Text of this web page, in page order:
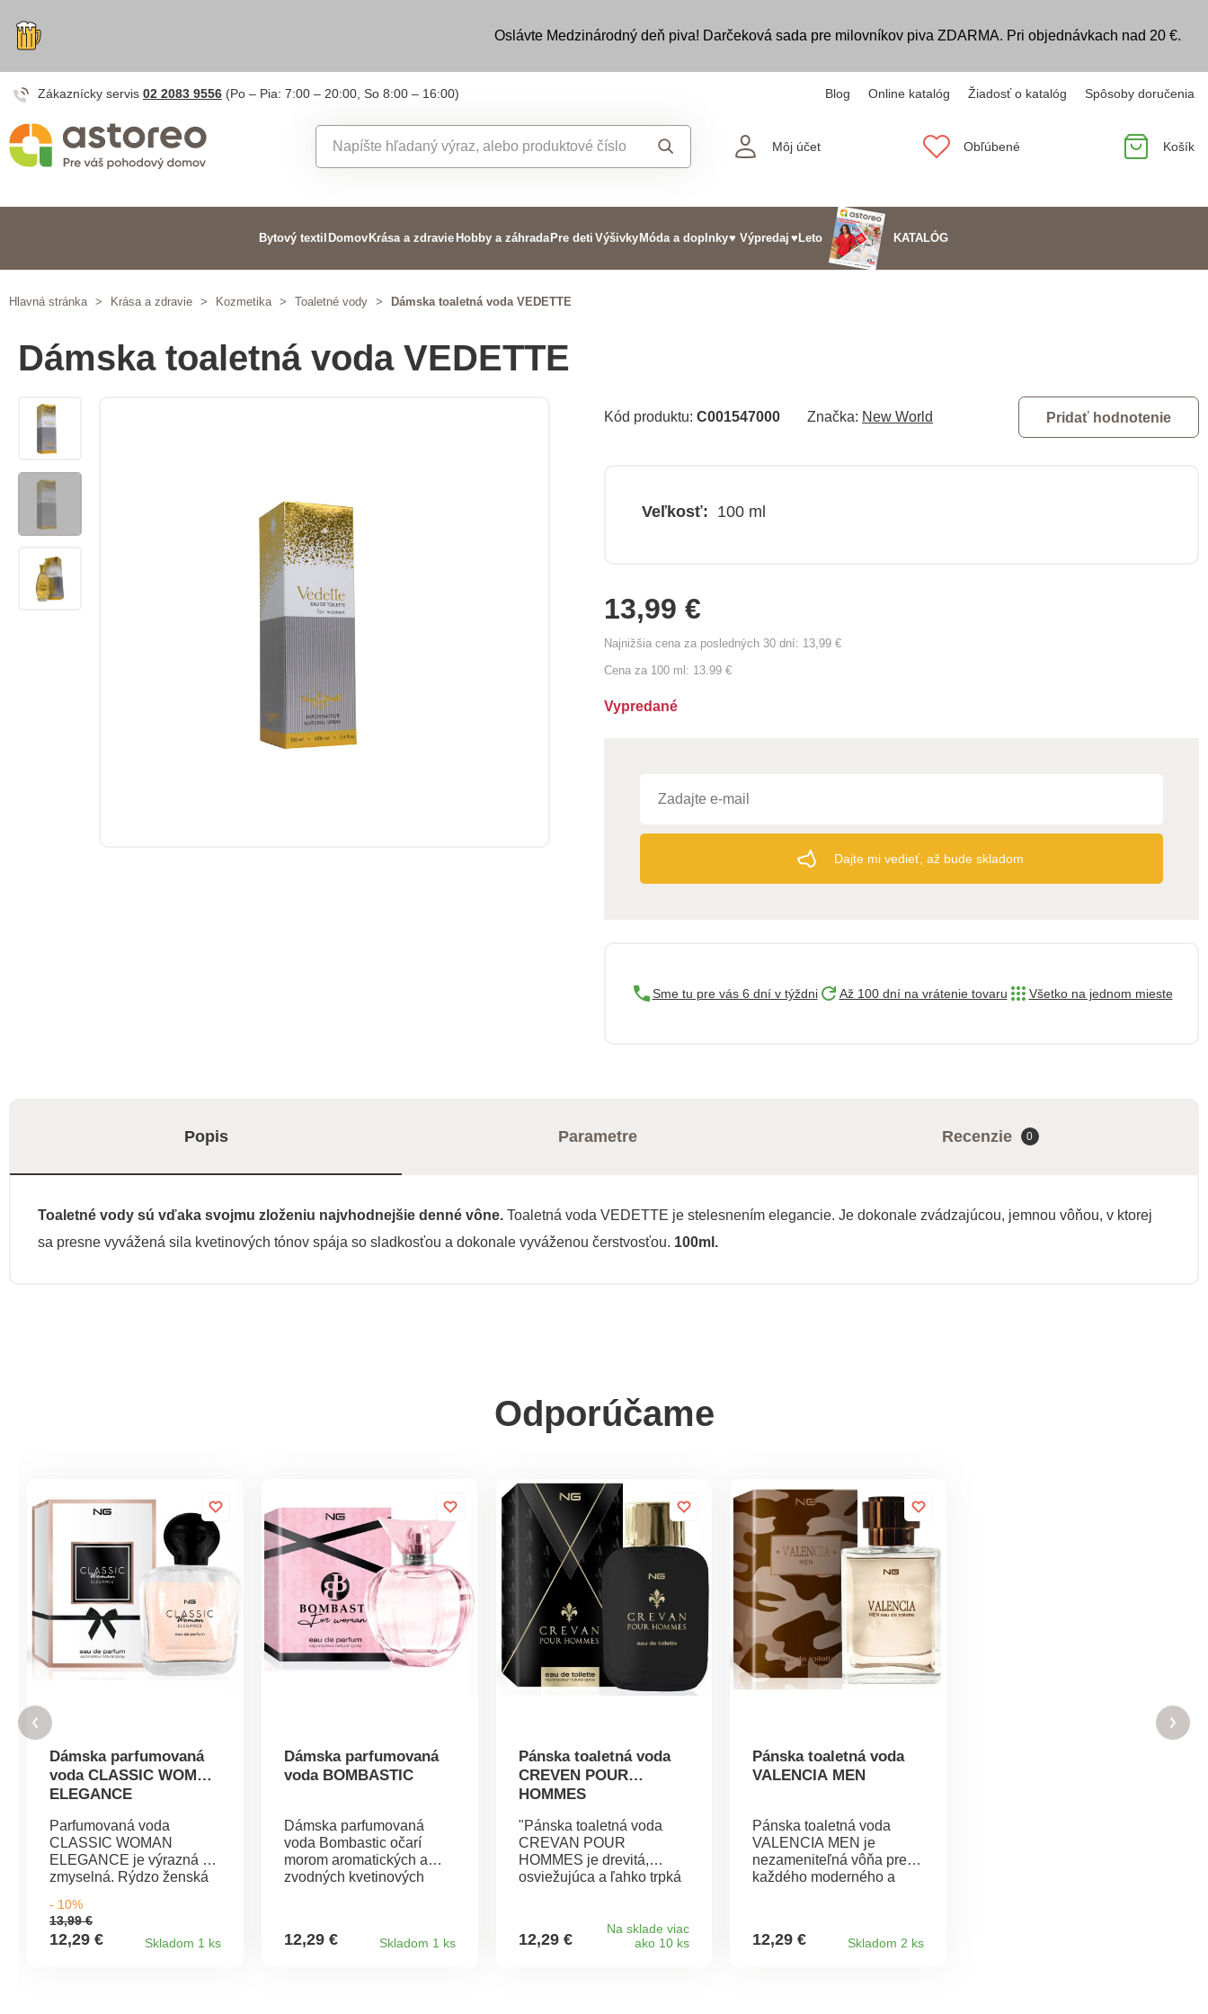
Oslávte Medzinárodný deň piva! Darčeková sada pre milovníkov piva ZDARMA. Pri objednávkach nad 20 €.
Zákaznícky servis 02 2083 9556 (Po – Pia: 7:00 – 20:00, So 8:00 – 16:00) Blog Online katalóg Žiadosť o katalóg Spôsoby doručenia
Môj účet Obľúbené Košík
Bytový textil Domov Krása a zdravie Hobby a záhrada Pre deti Výšivky Móda a doplnky♥ Výpredaj ♥Leto KATALÓG
Hlavná stránka > Krása a zdravie > Kozmetika > Toaletné vody > Dámska toaletná voda VEDETTE
Dámska toaletná voda VEDETTE
Kód produktu: C001547000 Značka: New World Pridať hodnotenie
Veľkosť: 100 ml
13,99 €
Najnižšia cena za posledných 30 dní: 13,99 €
Cena za 100 ml: 13.99 €
Vypredané
Dajte mi vedieť, až bude skladom
Sme tu pre vás 6 dní v týždni Až 100 dní na vrátenie tovaru Všetko na jednom mieste
Popis Parametre Recenzie 0
Toaletné vody sú vďaka svojmu zloženiu najvhodnejšie denné vône. Toaletná voda VEDETTE je stelesnením elegancie. Je dokonale zvádzajúcou, jemnou vôňou, v ktorej
sa presne vyvážená sila kvetinových tónov spája so sladkosťou a dokonale vyváženou čerstvosťou. 100ml.
Odporúčame
Dámska parfumovaná
voda CLASSIC WOMAN
ELEGANCE
Parfumovaná voda
CLASSIC WOMAN
ELEGANCE je výrazná a
zmyselná. Rýdzo ženská
predstavuje silne
návykovú vôňu, ktorej
jednoducho
- 10%
13,99 €
12,29 € Skladom 1 ks
Dámska parfumovaná
voda BOMBASTIC
Dámska parfumovaná
voda Bombastic očarí
morom aromatických a
zvodných kvetinových
vytvoria intenzívnu
12,29 € Skladom 1 ks
Pánska toaletná voda
CREVEN POUR
HOMMES
"Pánska toaletná voda
CREVAN POUR
HOMMES je drevitá,
osviežujúca a ľahko trpká
cieľavedomého muža,
12,29 €
Na sklade viac
ako 10 ks
Pánska toaletná voda
VALENCIA MEN
Pánska toaletná voda
VALENCIA MEN je
nezameniteľná vôňa pre
každého moderného a
bergamot. Cédrové drevo
12,29 € Skladom 2 ks